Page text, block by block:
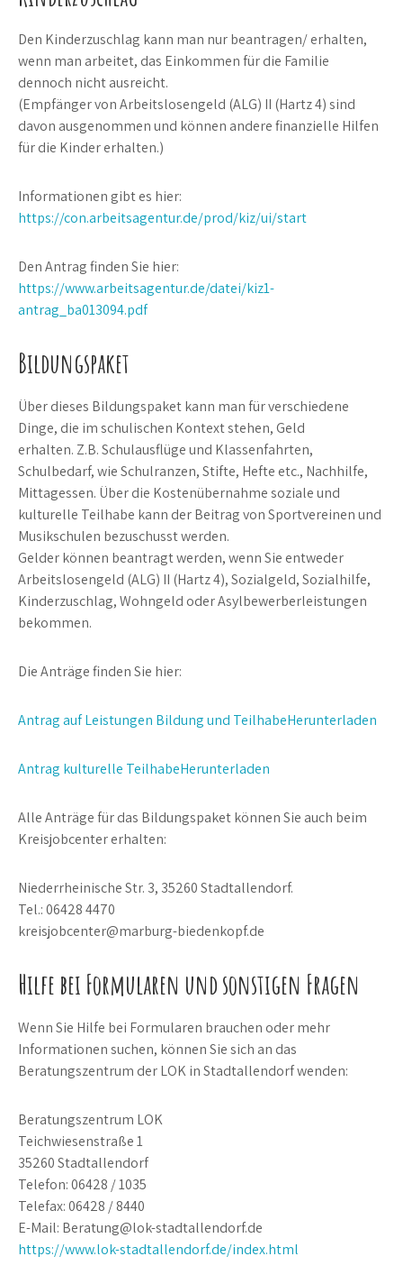
Den Kinderzuschlag kann man nur beantragen/ erhalten,
wenn man arbeitet, das Einkommen für die Familie
dennoch nicht ausreicht.
(Empfänger von Arbeitslosengeld (ALG) II (Hartz 4) sind
davon ausgenommen und können andere finanzielle Hilfen
für die Kinder erhalten.)
Informationen gibt es hier:
https://con.arbeitsagentur.de/prod/kiz/ui/start
Den Antrag finden Sie hier:
https://www.arbeitsagentur.de/datei/kiz1-
antrag_ba013094.pdf
Bildungspaket
Über dieses Bildungspaket kann man für verschiedene
Dinge, die im schulischen Kontext stehen, Geld
erhalten. Z.B. Schulausflüge und Klassenfahrten,
Schulbedarf, wie Schulranzen, Stifte, Hefte etc., Nachhilfe,
Mittagessen. Über die Kostenübernahme soziale und
kulturelle Teilhabe kann der Beitrag von Sportvereinen und
Musikschulen bezuschusst werden.
Gelder können beantragt werden, wenn Sie entweder
Arbeitslosengeld (ALG) II (Hartz 4), Sozialgeld, Sozialhilfe,
Kinderzuschlag, Wohngeld oder Asylbewerberleistungen
bekommen.
Die Anträge finden Sie hier:
Antrag auf Leistungen Bildung und TeilhabeHerunterladen
Antrag kulturelle TeilhabeHerunterladen
Alle Anträge für das Bildungspaket können Sie auch beim
Kreisjobcenter erhalten:
Niederrheinische Str. 3, 35260 Stadtallendorf.
Tel.: 06428 4470
kreisjobcenter@marburg-biedenkopf.de
Hilfe bei Formularen und sonstigen Fragen
Wenn Sie Hilfe bei Formularen brauchen oder mehr
Informationen suchen, können Sie sich an das
Beratungszentrum der LOK in Stadtallendorf wenden:
Beratungszentrum LOK
Teichwiesenstraße 1
35260 Stadtallendorf
Telefon: 06428 / 1035
Telefax: 06428 / 8440
E-Mail: Beratung@lok-stadtallendorf.de
https://www.lok-stadtallendorf.de/index.html